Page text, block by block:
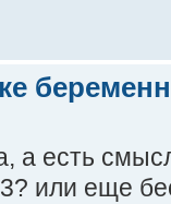
а есть
или еще